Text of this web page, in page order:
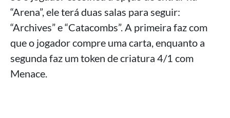
“Arena”, ele terá duas salas para seguir:
“Archives” e “Catacombs”. A primeira faz com
que o jogador compre uma carta, enquanto a
segunda faz um token de criatura 4/1 com
Menace.